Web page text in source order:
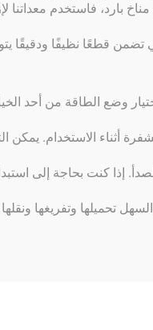
فاستخدم معداتنا
تضمن قطعًا نظيفًا ودقيقًا
وضع الطاقة من أحد
أثناء الاستخدام. يمكن
إذا كنت بحاجة إلى